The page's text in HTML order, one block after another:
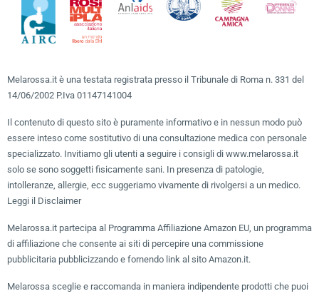
Melarossa.it è una testata registrata presso il Tribunale di Roma n. 331 del
14/06/2002 P.Iva 01147141004
Il contenuto di questo sito è puramente informativo e in nessun modo può
essere inteso come sostitutivo di una consultazione medica con personale
specializzato. Invitiamo gli utenti a seguire i consigli di www.melarossa.it
solo se sono soggetti fisicamente sani. In presenza di patologie,
intolleranze, allergie, ecc suggeriamo vivamente di rivolgersi a un medico.
Leggi il Disclaimer
Melarossa.it partecipa al Programma Affiliazione Amazon EU, un programma
di affiliazione che consente ai siti di percepire una commissione
pubblicitaria pubblicizzando e fornendo link al sito Amazon.it.
Melarossa sceglie e raccomanda in maniera indipendente prodotti che puoi